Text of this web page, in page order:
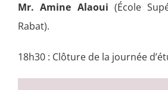
Mr. Amine Alaoui (École
Rabat).
18h30 : Clôture de la journée